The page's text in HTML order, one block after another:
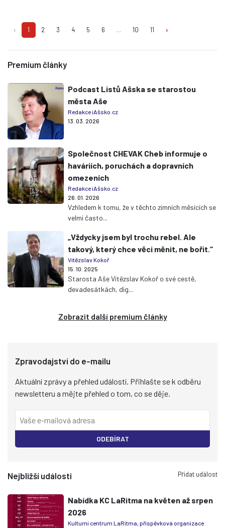
‹ 1 2 3 4 5 6 ... 10 11 ›
Premium články
Podcast Listů Ašska se starostou
města Aše
Redakce iAšsko.cz
13. 03. 2026
Společnost CHEVAK Cheb informuje o
haváriích, poruchách a dopravních
omezeních
Redakce iAšsko.cz
26. 01. 2026
Vzhledem k tomu, že v těchto zimních měsících se
velmi často...
„Vždycky jsem byl trochu rebel. Ale
takový, který chce věci měnit, ne bořit.“
Vítězslav Kokoř
15. 10. 2025
Starosta Aše Vítězslav Kokoř o své cestě,
devadesátkách, dig...
Zobrazit další premium články
Zpravodajství do e-mailu
Aktuální zprávy a přehled událostí. Přihlašte se k odběru
newsletteru a mějte přehled o tom, co se děje.
ODEBÍRAT
Nejbližší události Přidat událost
Nabídka KC LaRitma na květen až srpen
2026
Kulturní centrum LaRitma, příspěvková organizace